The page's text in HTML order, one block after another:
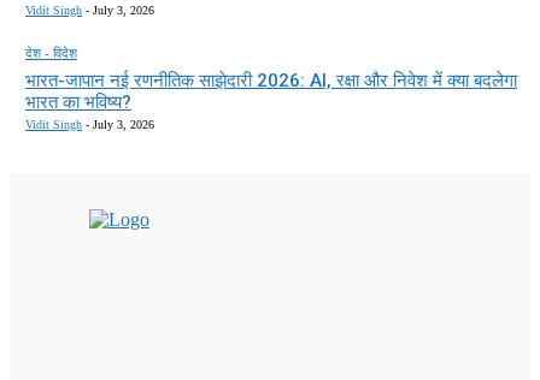
Vidit Singh - July 3, 2026
देश - विदेश
भारत-जापान नई रणनीतिक साझेदारी 2026: AI, रक्षा और निवेश में क्या बदलेगा
भारत का भविष्य?
Vidit Singh - July 3, 2026